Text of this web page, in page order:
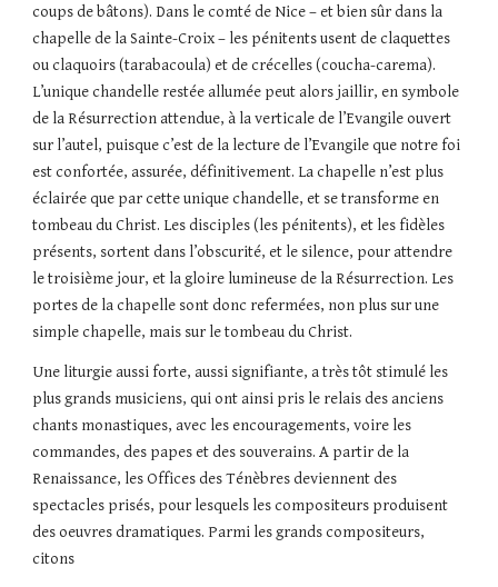
coups de bâtons). Dans le comté de Nice – et bien sûr dans la
chapelle de la Sainte-Croix – les pénitents usent de claquettes
ou claquoirs (tarabacoula) et de crécelles (coucha-carema).
L’unique chandelle restée allumée peut alors jaillir, en symbole
de la Résurrection attendue, à la verticale de l’Evangile ouvert
sur l’autel, puisque c’est de la lecture de l’Evangile que notre foi
est confortée, assurée, définitivement. La chapelle n’est plus
éclairée que par cette unique chandelle, et se transforme en
tombeau du Christ. Les disciples (les pénitents), et les fidèles
présents, sortent dans l’obscurité, et le silence, pour attendre
le troisième jour, et la gloire lumineuse de la Résurrection. Les
portes de la chapelle sont donc refermées, non plus sur une
simple chapelle, mais sur le tombeau du Christ.
Une liturgie aussi forte, aussi signifiante, a très tôt stimulé les
plus grands musiciens, qui ont ainsi pris le relais des anciens
chants monastiques, avec les encouragements, voire les
commandes, des papes et des souverains. A partir de la
Renaissance, les Offices des Ténèbres deviennent des
spectacles prisés, pour lesquels les compositeurs produisent
des oeuvres dramatiques. Parmi les grands compositeurs,
citons